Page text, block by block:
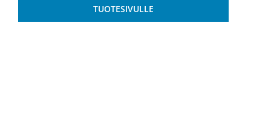
TUOTESIVULLE